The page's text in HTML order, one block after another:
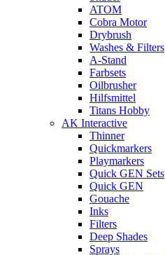
ATOM
Cobra Motor
Drybrush
Washes & Filters
A-Stand
Farbsets
Oilbrusher
Hilfsmittel
Titans Hobby
AK Interactive
Thinner
Quickmarkers
Playmarkers
Quick GEN Sets
Quick GEN
Gouache
Inks
Filters
Deep Shades
Sprays